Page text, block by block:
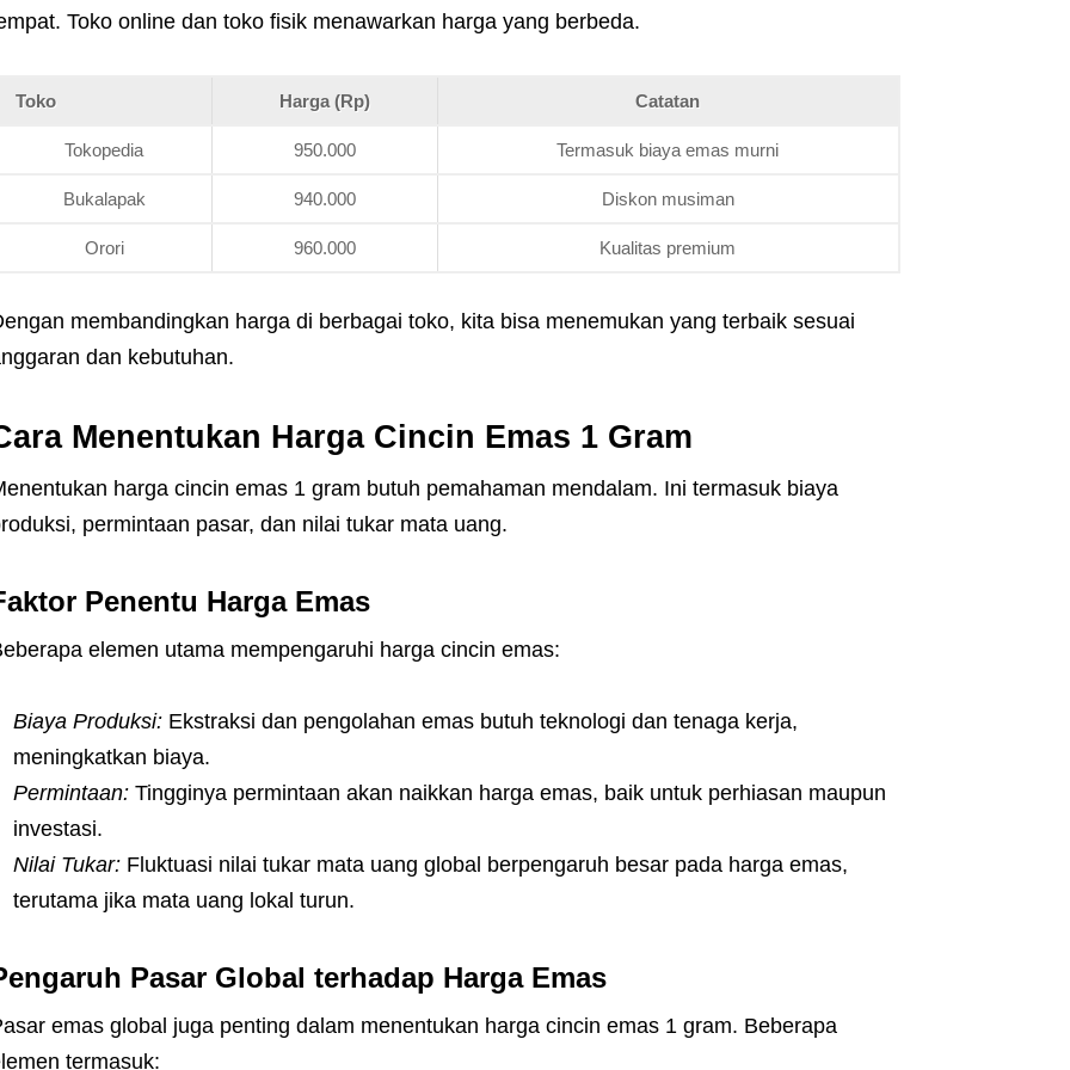
Toko online dan toko fisik menawarkan harga yang berbeda.
Toko Harga (Rp) Catatan
Tokopedia 950.000 Termasuk biaya emas murni
Bukalapak 940.000 Diskon musiman
Orori 960.000 Kualitas premium
membandingkan harga di berbagai toko, kita bisa menemukan yang terbaik sesuai
dan kebutuhan.
Menentukan Harga Cincin Emas 1 Gram
harga cincin emas 1 gram butuh pemahaman mendalam. Ini termasuk biaya
permintaan pasar, dan nilai tukar mata uang.
Penentu Harga Emas
elemen utama mempengaruhi harga cincin emas:
Biaya Produksi:Ekstraksi dan pengolahan emas butuh teknologi dan tenaga kerja,
meningkatkan biaya.
Permintaan:Tingginya permintaan akan naikkan harga emas, baik untuk perhiasan maupun
investasi.
Nilai Tukar:Fluktuasi nilai tukar mata uang global berpengaruh besar pada harga emas,
terutama jika mata uang lokal turun.
Pasar Global terhadap Harga Emas
emas global juga penting dalam menentukan harga cincin emas 1 gram. Beberapa
termasuk: